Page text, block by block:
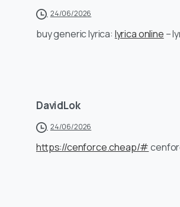
24/06/2026
buy generic lyrica: lyrica online –
DavidLok
24/06/2026
https://cenforce.cheap/#